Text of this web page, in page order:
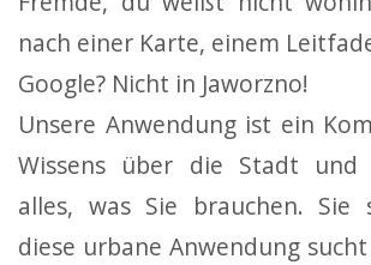
nach einer Karte, einem
Google? Nicht in Jaworzno!
Unsere Anwendung ist ein
Wissens über die Stadt
alles, was Sie brauchen. Sie
diese urbane Anwendung sucht